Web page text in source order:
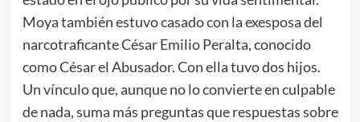
Moya también estuvo casado con la exesposa del
narcotraficante César Emilio Peralta, conocido
como César el Abusador. Con ella tuvo dos hijos.
Un vínculo que, aunque no lo convierte en culpable
de nada, suma más preguntas que respuestas sobre